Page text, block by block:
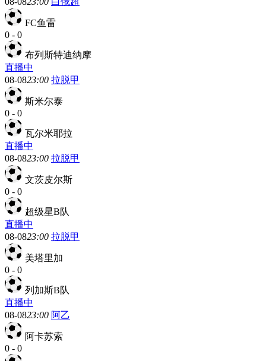
FC鱼雷
0 - 0
布列斯特迪纳摩
直播中
08-0823:00 拉脱甲
斯米尔泰
0 - 0
瓦尔米耶拉
直播中
08-0823:00 拉脱甲
文茨皮尔斯
0 - 0
超级星B队
直播中
08-0823:00 拉脱甲
美塔里加
0 - 0
列加斯B队
直播中
08-0823:00 阿乙
阿卡苏索
0 - 0